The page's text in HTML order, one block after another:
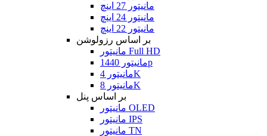
مانیتور 27 اینچ
مانیتور 24 اینچ
مانیتور 22 اینچ
بر اساس رزولوشن
مانیتور Full HD
مانیتور 1440p
مانیتور 4K
مانیتور 8K
بر اساس پنل
مانیتور OLED
مانیتور IPS
مانیتور TN